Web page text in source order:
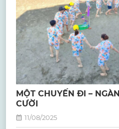
MỘT CHUYẾN ĐI –
CƯỜI
11/08/2025